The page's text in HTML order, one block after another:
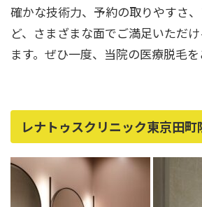
確かな技術力、予約の取りやすさ
ど、さまざまな面でご満足いただ
ます。ぜひ一度、当院の医療脱毛を
レナトゥスクリニック東京田町